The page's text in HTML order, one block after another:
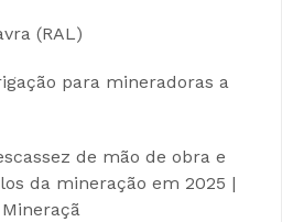
(RAL)
para mineradoras a
de mão de obra e
da mineração em 2025 |